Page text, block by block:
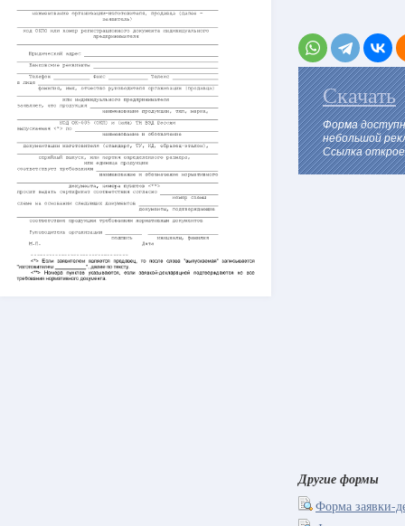
Скачать
Форма
небольшой
Ссылка
Другие формы
Форма заявки-